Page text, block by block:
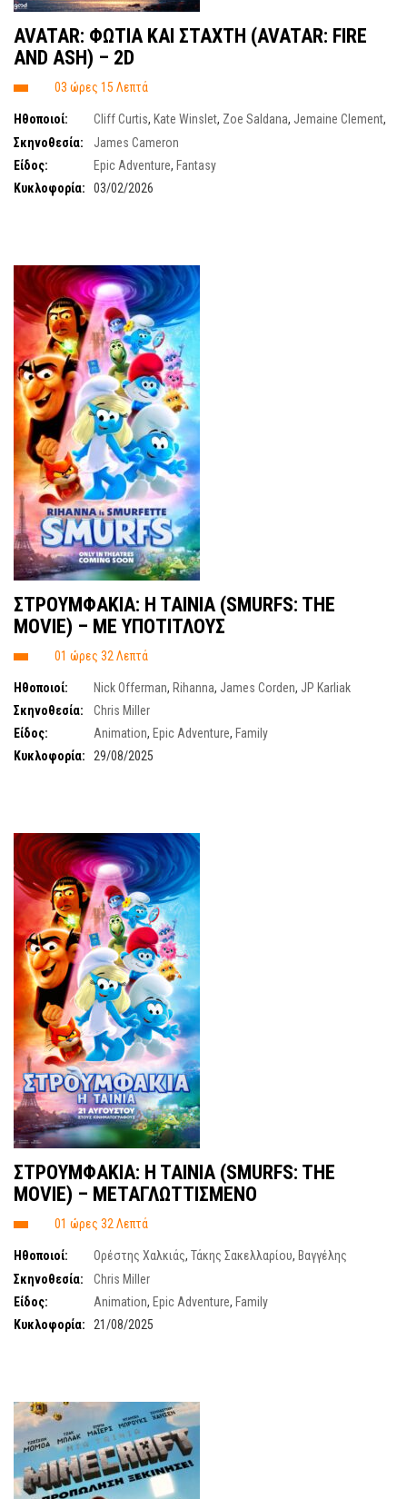
AVATAR: ΦΩΤΙΑ ΚΑΙ ΣΤΑΧΤΗ (AVATAR: FIRE
AND ASH) – 2D
03 ώρες 15 Λεπτά
Ηθοποιοί: Cliff Curtis, Kate Winslet, Zoe Saldana, Jemaine Clement,
Edie Falco,David Thewlis,Sigourney Weaver
Worthington
Σκηνοθεσία:
James Cameron
Είδος:
Epic Adventure, Fantasy
Κυκλοφορία:
03/02/2026
ΣΤΡΟΥΜΦΑΚΙΑ: H TAINIA (SMURFS: THE
MOVIE) – ΜΕ ΥΠΟΤΙΤΛΟΥΣ
01 ώρες 32 Λεπτά
Ηθοποιοί: Nick Offerman, Rihanna, James Corden, JP Karliak
Σκηνοθεσία:
Chris Miller
Είδος:
Animation, Epic Adventure, Family
Κυκλοφορία:
29/08/2025
ΣΤΡΟΥΜΦΑΚΙΑ: H TAINIA (SMURFS: THE
MOVIE) – ΜΕΤΑΓΛΩΤΤΙΣΜΕΝΟ
01 ώρες 32 Λεπτά
Ηθοποιοί: Ορέστης Χαλκιάς, Τάκης Σακελλαρίου, Βαγγέλης
Χαλκιαδάκης, Λυδία Σγουράκη
Σκηνοθεσία:
Chris Miller
Είδος:
Animation, Epic Adventure, Family
Κυκλοφορία:
21/08/2025